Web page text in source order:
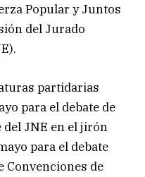
Popular y Juntos
del Jurado
partidarias
para el debate de
del JNE en el jirón
para el debate
Convenciones de